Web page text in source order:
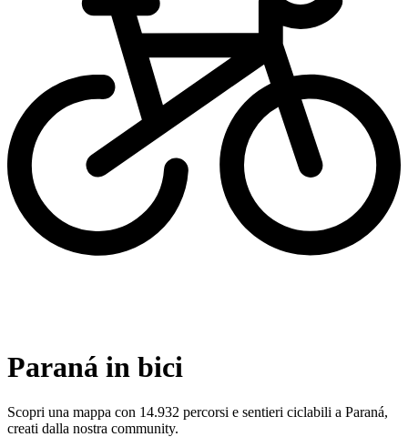
Paraná in bici
Scopri una mappa con 14.932 percorsi e sentieri ciclabili a Paraná,
creati dalla nostra community.